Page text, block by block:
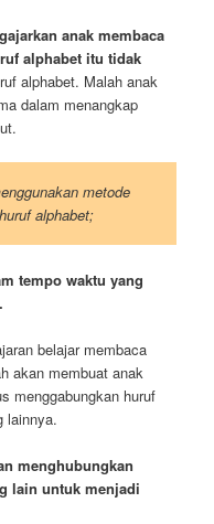
anak membaca
alphabet itu tidak
alphabet. Malah anak
dalam menangkap
metode
alphabet;
tempo waktu yang
belajar membaca
akan membuat anak
menggabungkan huruf
lainnya.
menghubungkan
lain untuk menjadi